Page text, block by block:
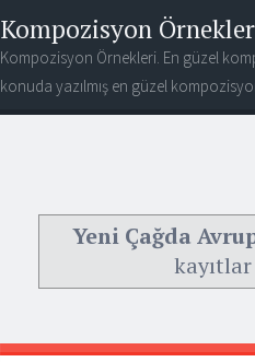
Kompozisyon
Kompozisyon Örnekleri. En güzel
konuda yazılmış en güzel
Yeni Çağda